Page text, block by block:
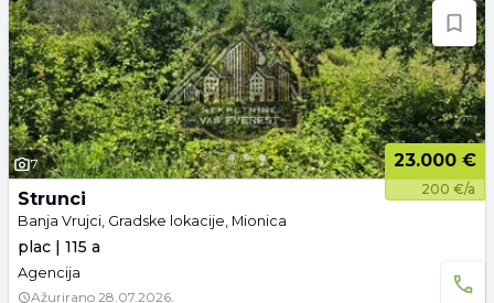
7 23.000 €
200 €/a
Strunci
Banja Vrujci, Gradske lokacije, Mionica
plac | 115 a
Agencija
Ažurirano 28.07.2026.